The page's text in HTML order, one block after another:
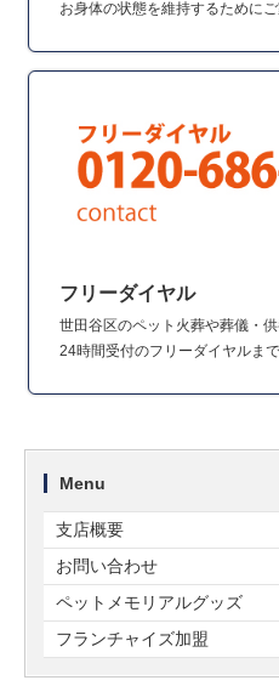
お身体の状態を維持するためにご
フリーダイヤル
世田谷区のペット火葬や葬儀・
24時間受付のフリーダイヤルまで
Menu
支店概要
お問い合わせ
ペットメモリアルグッズ
フランチャイズ加盟